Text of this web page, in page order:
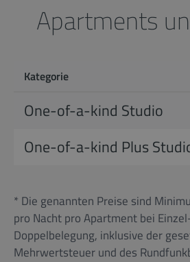
Apartments
Kategorie
One-of-a-kind Studio
One-of-a-kind Plus
* Die genannten Preise sind
pro Nacht pro Apartment bei
Doppelbelegung, inklusive der
Mehrwertsteuer und des